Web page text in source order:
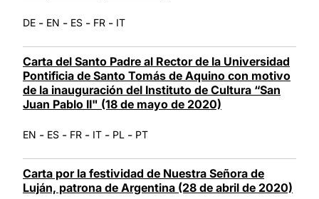
DE - EN - ES - FR - IT
Carta del Santo Padre al Rector de la Universidad
Pontificia de Santo Tomás de Aquino con motivo
de la inauguración del Instituto de Cultura “San
Juan Pablo II" (18 de mayo de 2020)
EN - ES - FR - IT - PL - PT
Carta por la festividad de Nuestra Señora de
Luján, patrona de Argentina (28 de abril de 2020)